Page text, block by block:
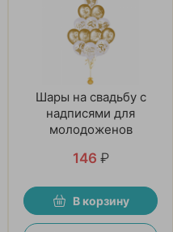
Шары на свадьбу с
надписями для
молодоженов
146 ₽
В корзину